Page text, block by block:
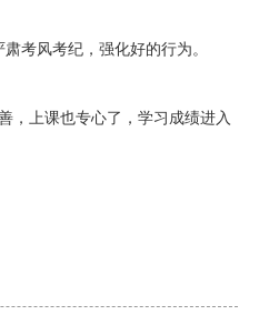
考风考纪，强化好的行为。
，上课也专心了，学习成绩进入